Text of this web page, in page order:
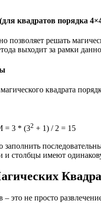
квадратов порядка
позволяет решать
выходит за рамки
квадрата
= 3 * (32 + 1) / 2 = 15
и столбцы имеют
это не просто